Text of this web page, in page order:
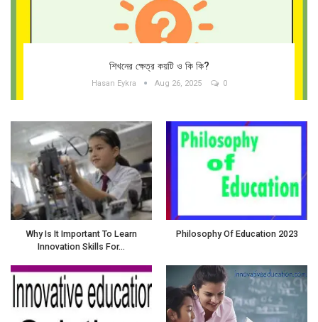
শিখনের ক্ষেত্র কয়টি ও কি কি?
Hasan Eykra Aug 26, 2025 0
Why Is It Important To Learn
Innovation Skills For…
Philosophy Of Education 2023